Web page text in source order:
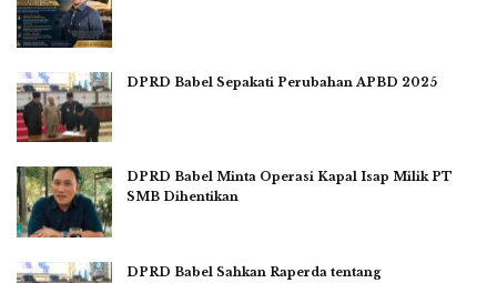
DPRD Babel Sepakati Perubahan APBD 2025
DPRD Babel Minta Operasi Kapal Isap Milik PT
SMB Dihentikan
DPRD Babel Sahkan Raperda tentang